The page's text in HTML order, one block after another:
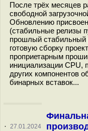
После трёх месяцев
свободной
Обновлению присвоен
(стабильные релизы
прошлый стабильный
готовую сборку
проприетарным
инициализации CPU,
других компонентов
бинарных вставок...
· 27.01.2024